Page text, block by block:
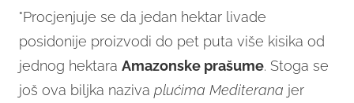
"Procjenjuje se da jedan hektar livade
posidonije proizvodi do pet puta više kisika od
jednog hektara Amazonske prašume. Stoga se
još ova biljka naziva plućima Mediterana jer